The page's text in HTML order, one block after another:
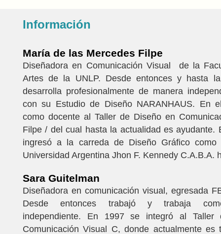
Información
María de las Mercedes Filpe
Diseñadora en Comunicación Visual de la
Artes de la UNLP. Desde entonces y hasta
desarrolla profesionalmente de manera
con su Estudio de Diseño NARANHAUS. En
como docente al Taller de Diseño en
Filpe / del cual hasta la actualidad es ayudante.
ingresó a la carreda de Diseño Gráfico
Universidad Argentina Jhon F. Kennedy C.A.B.A.
Sara Guitelman
Diseñadora en comunicación visual, egresada
Desde entonces trabajó y trabaja
independiente. En 1997 se integró al Taller
Comunicación Visual C, donde actualmente es